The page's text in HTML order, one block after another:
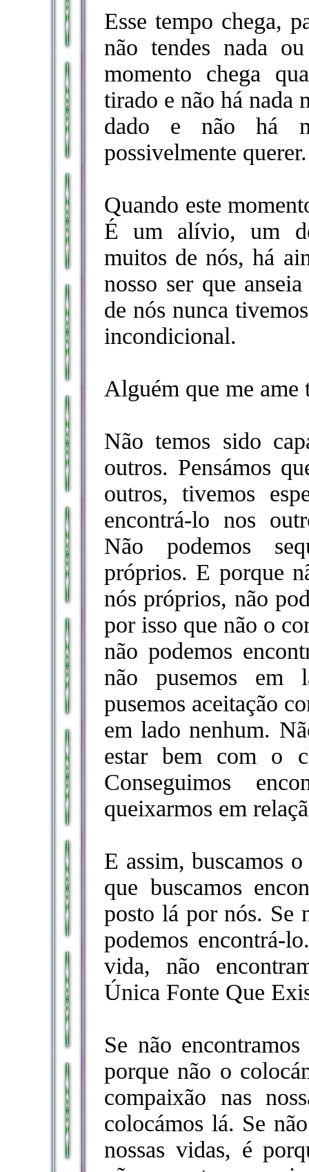
Esse tempo chega,
não tendes nada
momento chega
tirado e não há nada
dado e não há
possivelmente querer.
Quando este
É um alívio, um
muitos de nós, há
nosso ser que
de nós nunca
incondicional.
Alguém que me ame
Não temos sido
outros. Pensámos
outros, tivemos
encontrá-lo nos
Não podemos
próprios. E porque
nós próprios, não
por isso que não o
não podemos
não pusemos em
pusemos aceitação
em lado nenhum.
estar bem com o
Conseguimos
queixarmos em
E assim, buscamos
que buscamos
posto lá por nós. Se
podemos encontrá-
vida, não
Única Fonte Que
Se não
porque não o
compaixão nas
colocámos lá. Se
nossas vidas, é